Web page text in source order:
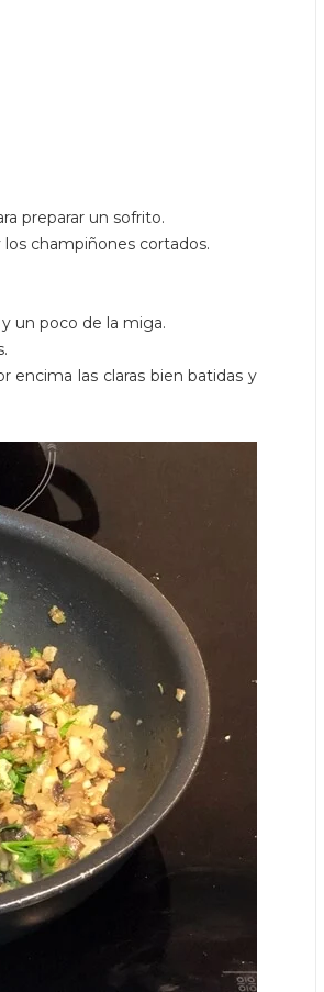
preparar un sofrito.
champiñones cortados.
un poco de la miga.
encima las claras bien batidas y